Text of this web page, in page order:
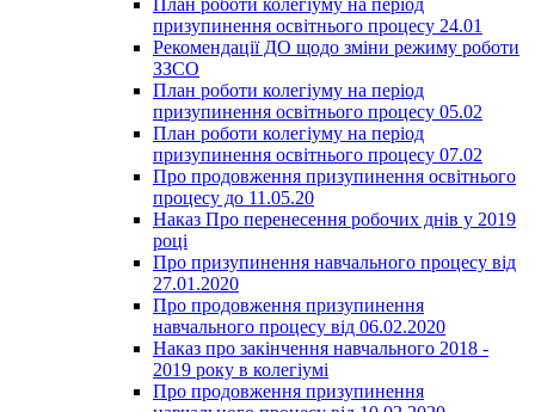
призупинення освітнього процесу 24.01
Рекомендації ДО щодо зміни режиму роботи
ЗЗСО
План роботи колегіуму на період
призупинення освітнього процесу 05.02
План роботи колегіуму на період
призупинення освітнього процесу 07.02
Про продовження призупинення освітнього
процесу до 11.05.20
Наказ Про перенесення робочих днів у 2019
році
Про призупинення навчального процесу від
27.01.2020
Про продовження призупинення
навчального процесу від 06.02.2020
Наказ про закінчення навчального 2018 -
2019 року в колегіумі
Про продовження призупинення